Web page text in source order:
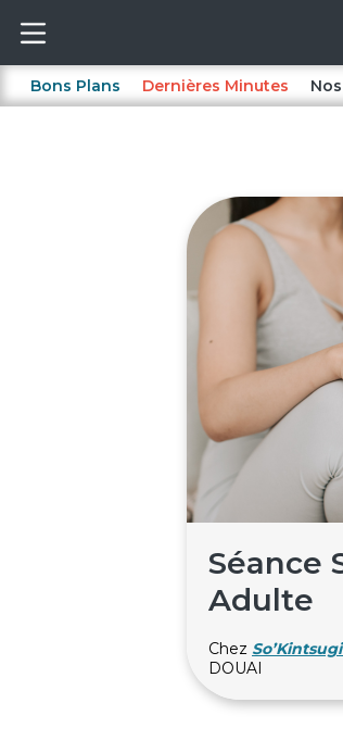
Bons Plans Dernières Minutes
Séance
Adulte
Chez
DOUAI